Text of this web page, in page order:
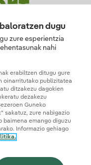
dugu
zure esperientzia
nahi
erabiltzen ditugu gure
oinarritutako publizitatea
ditzakezu dagokien
dezakezu
Guneko
sakatuz, zure nabigazio
baimena emango diguzu
Informazio gehiago